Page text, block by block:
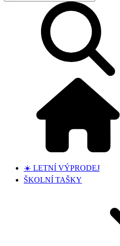
☀️ LETNÍ VÝPRODEJ
ŠKOLNÍ TAŠKY